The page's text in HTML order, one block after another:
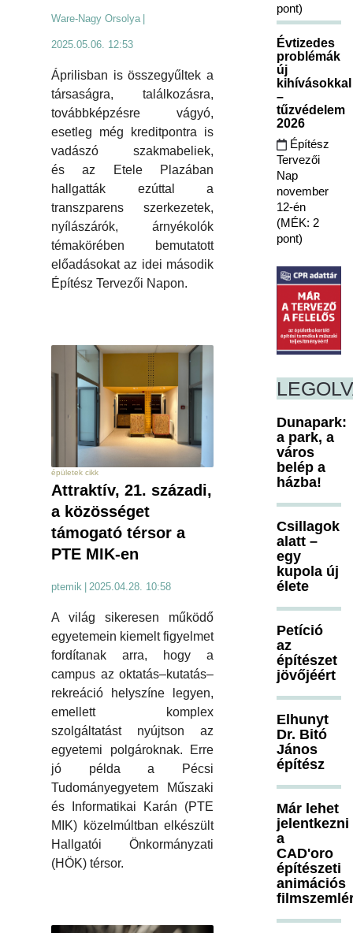
Ware-Nagy Orsolya
2025.05.06. 12:53
Áprilisban is összegyűltek a
társaságra, találkozásra,
továbbképzésre vágyó,
esetleg még kreditpontra is
vadászó szakmabeliek,
és az Etele Plazában
hallgatták ezúttal a
transzparens szerkezetek,
nyílászárók, árnyékolók
témakörében bemutatott
előadásokat az idei második
Építész Tervezői Napon.
épületek cikk
Attraktív, 21. századi,
a közösséget
támogató térsor a
PTE MIK-en
ptemik 2025.04.28. 10:58
A világ sikeresen működő
egyetemein kiemelt figyelmet
fordítanak arra, hogy a
campus az oktatás–kutatás–
rekreáció helyszíne legyen,
emellett komplex
szolgáltatást nyújtson az
egyetemi polgároknak. Erre
jó példa a Pécsi
Tudományegyetem Műszaki
és Informatikai Karán (PTE
MIK) közelmúltban elkészült
Hallgatói Önkormányzati
(HÖK) térsor.
pont)
Évtizedes
problémák
új
kihívásokkal
–
tűzvédelem
2026
Építész
Tervezői
Nap
november
12-én
(MÉK: 2
pont)
Dunapark:
a park, a
város
belép a
házba!
Csillagok
alatt –
egy
kupola új
élete
Petíció
az
építészet
jövőjéért
Elhunyt
Dr. Bitó
János
építész
Már lehet
jelentkezni
a
CAD'oro
építészeti
animációs